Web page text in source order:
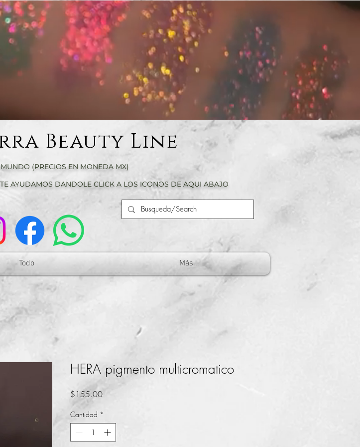
Beauty Line
(PRECIOS EN MONEDA MX)
AYUDAMOS DANDOLE CLICK A LOS ICONOS DE AQUI ABAJO
Todo Más...
HERA pigmento multicromatico
$155.00Precio
Cantidad *